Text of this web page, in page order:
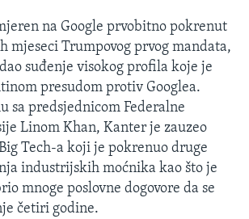
na Google prvobitno pokrenut
mjeseci Trumpovog prvog mandata,
suđenje visokog profila koje je
presudom protiv Googlea.
sa predsjednicom Federalne
Linom Khan, Kanter je zauzeo
Tech-a koji je pokrenuo druge
industrijskih moćnika kao što je
mnoge poslovne dogovore da se
četiri godine.